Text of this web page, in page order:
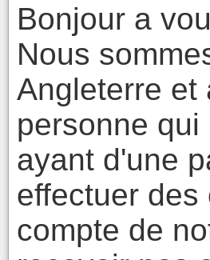
Bonjour a
Nous
Angleterre et
personne qui
ayant d'une
effectuer
compte de